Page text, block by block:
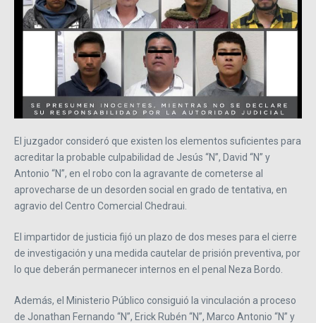
El juzgador consideró que existen los elementos suficientes para
acreditar la probable culpabilidad de Jesús “N”, David “N” y
Antonio “N”, en el robo con la agravante de cometerse al
aprovecharse de un desorden social en grado de tentativa, en
agravio del Centro Comercial Chedraui.
El impartidor de justicia fijó un plazo de dos meses para el cierre
de investigación y una medida cautelar de prisión preventiva, por
lo que deberán permanecer internos en el penal Neza Bordo.
Además, el Ministerio Público consiguió la vinculación a proceso
de Jonathan Fernando “N”, Erick Rubén “N”, Marco Antonio “N” y